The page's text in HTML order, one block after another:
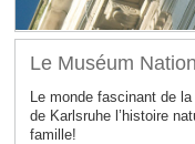
Le Muséum
Le monde fascinant de
de Karlsruhe l’histoire
famille!